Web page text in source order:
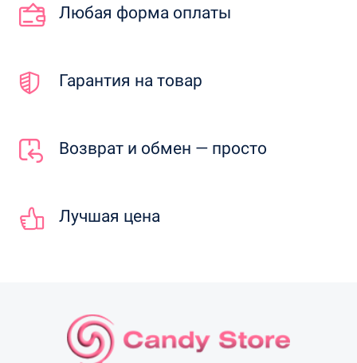
Любая форма оплаты
Гарантия на товар
Возврат и обмен — просто
Лучшая цена